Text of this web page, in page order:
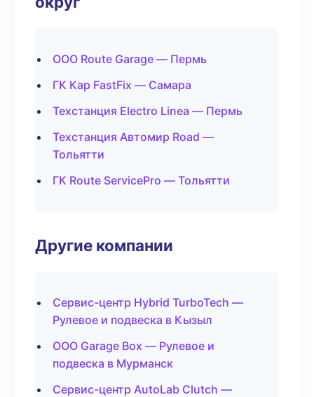
ООО Route Garage — Пермь
ГК Кар FastFix — Самара
Техстанция Electro Linea — Пермь
Техстанция Автомир Road —
Тольятти
ГК Route ServicePro — Тольятти
Другие компании
Сервис-центр Hybrid TurboTech —
Рулевое и подвеска в Кызыл
ООО Garage Box — Рулевое и
подвеска в Мурманск
Сервис-центр AutoLab Clutch —